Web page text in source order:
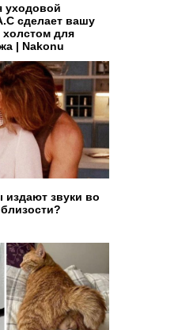
уходовой
сделает вашу
для
| Nakonu
звуки во